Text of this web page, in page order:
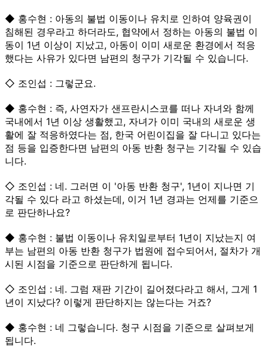
◆ 홍수현 : 아동의 불법 이동이나 유치로 인하여 양육권이
침해된 경우라고 하더라도, 협약에서 정하는 아동의 불법 이
동이 1년 이상이 지났고, 아동이 이미 새로운 환경에서 적응
했다는 사유가 있다면 남편의 청구가 기각될 수 있습니다.
◇ 조인섭 : 그렇군요.
◆ 홍수현 : 즉, 사연자가 샌프란시스코를 떠나 자녀와 함께
국내에서 1년 이상 생활했고, 자녀가 이미 국내의 새로운 생
활에 잘 적응하였다는 점, 한국 어린이집을 잘 다니고 있다는
점 등을 입증한다면 남편의 아동 반환 청구는 기각될 수 있습
니다.
◇ 조인섭 : 네. 그러면 이 '아동 반환 청구', 1년이 지나면 기
각될 수 있다 라고 하셨는데, 이거 1년 경과는 언제를 기준으
로 판단하나요?
◆ 홍수현 : 불법 이동이나 유치일로부터 1년이 지났는지 여
부는 남편의 아동 반환 청구가 법원에 접수되어서, 절차가 개
시된 시점을 기준으로 판단하게 됩니다.
◇ 조인섭 : 네. 그럼 재판 기간이 길어졌다라고 해서, 그게 1
년이 지났다? 이렇게 판단하지는 않는다는 거죠?
◆ 홍수현 : 네 그렇습니다. 청구 시점을 기준으로 살펴보게
됩니다.